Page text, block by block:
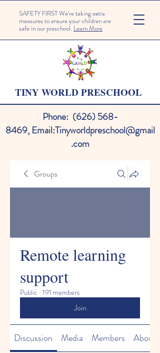
SAFETY FIRST We're taking extra
measures to ensure your children are
safe in our preschool. Learn More
TINY WORLD PRESCHOOL
Phone: (626) 568-
8469, Email:Tinyworldpreschool@gmail
.com
Groups
Remote learning
support
Public · 191 members
Join
Discussion Media Members About